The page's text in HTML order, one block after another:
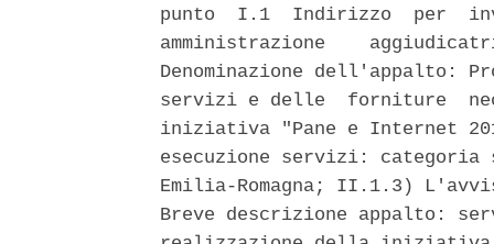
punto  I.1  Indirizzo  per
amministrazione
Denominazione dell'appalto:
servizi e delle  forniture
iniziativa "Pane e Internet
esecuzione servizi:
Emilia-Romagna; II.1.3)
Breve descrizione appalto: